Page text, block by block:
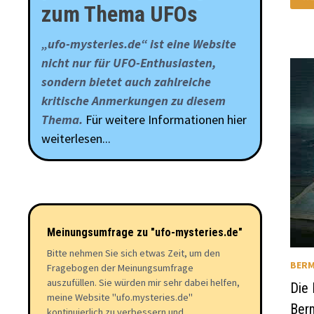
Die
zum Thema UFOs
„ufo-mysteries.de“ ist eine Website
nicht nur für UFO-Enthusiasten,
sondern bietet auch zahlreiche
kritische Anmerkungen zu diesem
Thema. Für weitere Informationen hier
weiterlesen...
Meinungsumfrage zu "ufo-mysteries.de"
Bitte nehmen Sie sich etwas Zeit, um den
Fragebogen der Meinungsumfrage
auszufüllen. Sie würden mir sehr dabei helfen,
meine Website "ufo.mysteries.de"